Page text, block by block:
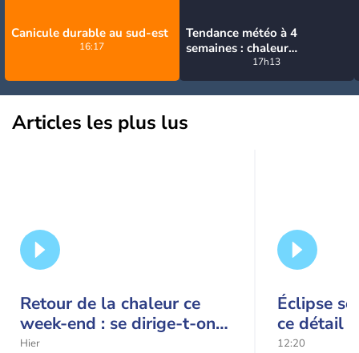
Canicule durable au sud-est
16:17
Tendance météo à 4
semaines : chaleur
prédominante jusqu'en
septembre
17h13
Articles les plus lus
Retour de la chaleur ce
week-end : se dirige-t-on
vers une cinquième vague
Hier
Éclipse
ce détail
spectacle
12:20